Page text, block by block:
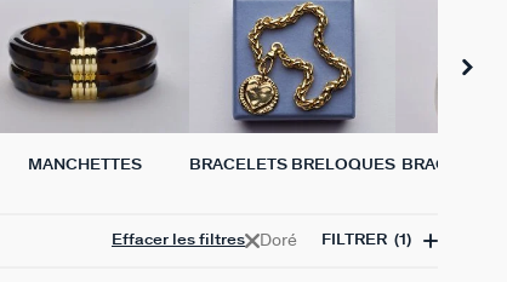
MANCHETTES BRACELETS BRELOQUES BRACELETS
Doré
Effacer les filtres FILTRER (1)